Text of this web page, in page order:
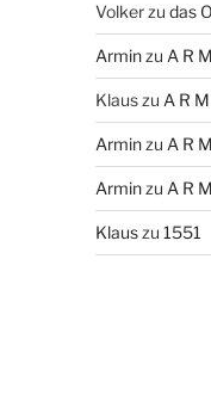
Volkerzu das
Arminzu A R
Klauszu A R
Arminzu A R
Arminzu A R
Klauszu 1551